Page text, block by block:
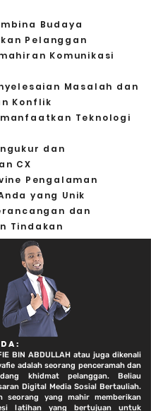
Budaya
Pelanggan
Komunikasi
Masalah dan
Konflik
Teknologi
dan
CX
Pengalaman
yang Unik
dan
Tindakan
BIN ABDULLAH atau juga dikenali
adalah seorang penceramah dan
khidmat pelanggan. Beliau
Digital Media Sosial Bertauliah.
seorang yang mahir memberikan
latihan yang bertujuan untuk